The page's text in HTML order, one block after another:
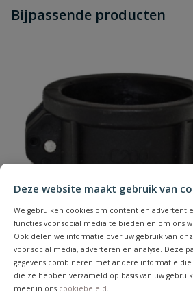
Deze website maakt gebruik van
We gebruiken cookies om content en
functies voor social media te bieden en om ons
Ook delen we informatie over uw gebruik van
voor social media, adverteren en analyse. Deze
gegevens combineren met andere informatie
die ze hebben verzameld op basis van uw
meer in ons cookiebeleid.
Materiaal RVS 316
dit product?
Schrijf zelf een
Uw waardering:
Naam
Samenvatting
Beoordeling
Bijpassende producten